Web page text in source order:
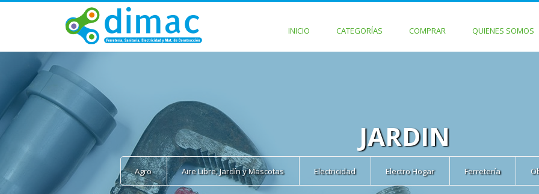
INICIO CATEGORÍAS COMPRAR QUIENES SOMOS
JARDIN
Agro Aire Libre, Jardín y Mascotas Electricidad Electro Hogar Ferretería